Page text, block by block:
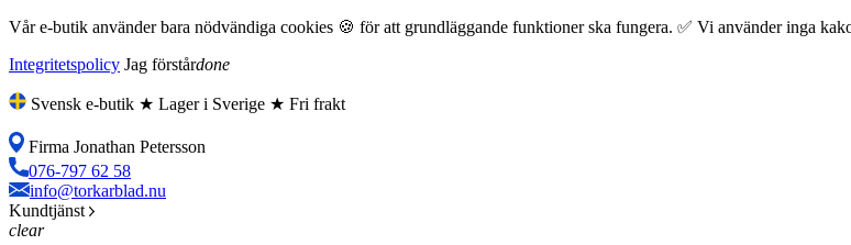
Vår e-butik använder bara nödvändiga cookies 🍪 för att grundläggande funktioner ska fungera. ✅ Vi använder inga
Integritetspolicy Jag förstårdone
Svensk e-butik ★ Lager i Sverige ★ Fri frakt
Firma Jonathan Petersson
076-797 62 58
info@torkarblad.nu
Kundtjänst
clear